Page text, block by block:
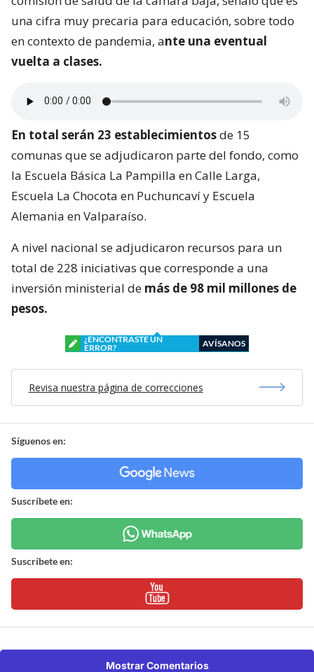
una cifra muy precaria para educación, sobre todo
en contexto de pandemia, ante una eventual
vuelta a clases.
En total serán 23 establecimientosde 15
comunas que se adjudicaron parte del fondo, como
la Escuela Básica La Pampilla en Calle Larga,
Escuela La Chocota en Puchuncaví y Escuela
Alemania en Valparaíso.
A nivel nacional se adjudicaron recursos para un
total de 228 iniciativas que corresponde a una
inversión ministerial de más de 98 mil millones de
pesos.
¿ENCONTRASTE UN
ERROR?
AVÍSANOS
Revisa nuestra página de correcciones
Síguenos en:
Suscríbete en:
Suscríbete en:
Mostrar Comentarios